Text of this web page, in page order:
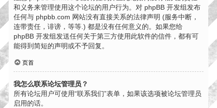
和义务来管理使用这个论坛的用户行为。对 phpBB 开发组发布
任何与 phpbb.com 网站没有直接关系的法律声明 (服务中断，
连带责任，诽谤，等等.) 都是没有任何意义的。如果您给
phpBB 开发组发送任何关于第三方使用此软件的信件，都有可
能得到简短的声明或不予回复。
页首
我怎么联系论坛管理员？
所有论坛用户可使用“联系我们”表单，如果该选项被论坛管理员
启用的话。